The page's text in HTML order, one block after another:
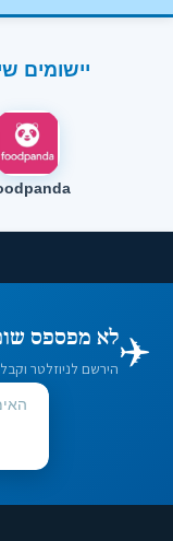
יישומים
✈️לא מפספס
הירשם לניוזלטר